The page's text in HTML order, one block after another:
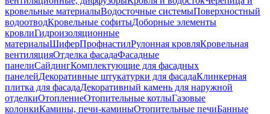
кровельные материалыВодосточные системыПоверхностный
водоотводКровельные софитыДоборные элементы
кровлиГидроизоляционные
материалыШиферПрофнастилРулонная кровляКровельная
вентиляцияОтделка фасадаФасадные
панелиСайдингКомплектующие для фасадных
панелейДекоративные штукатурки для фасадаКлинкерная
плитка для фасадаДекоративный камень для наружной
отделкиОтоплениеОтопительные котлыГазовые
колонкиКамины, печи-каминыОтопительные печиБанные